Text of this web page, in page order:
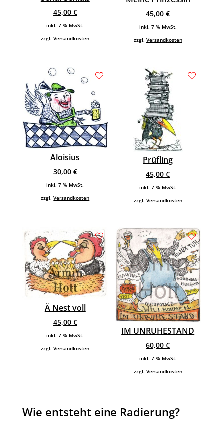
45,00 €
inkl. 7 % MwSt.
zzgl.Versandkosten
45,00€
inkl. 7 % MwSt.
zzgl. Versandkosten
Aloisius
30,00 €
inkl. 7 % MwSt.
zzgl.Versandkosten
Prüfling
45,00€
inkl. 7 % MwSt.
zzgl. Versandkosten
Ä Nest voll
45,00 €
inkl. 7 % MwSt.
zzgl.Versandkosten
IM UNRUHESTAND
60,00€
inkl. 7 % MwSt.
zzgl. Versandkosten
Wie entsteht eine Radierung?